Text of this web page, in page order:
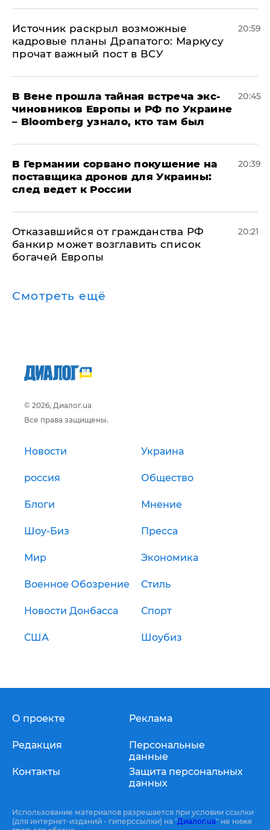
​Источник раскрыл возможные
кадровые планы Драпатого: Маркусу
прочат важный пост в ВСУ
20:59
В Вене прошла тайная встреча экс-
чиновников Европы и РФ по Украине
– Bloomberg узнало, кто там был
20:45
​В Германии сорвано покушение на
поставщика дронов для Украины:
след ведет к России
20:39
Отказавшийся от гражданства РФ
банкир может возглавить список
богачей Европы
20:21
Смотреть ещё
© 2026, Диалог.ua
Все права защищены.
Новости Украина
россия Общество
Блоги Мнение
Шоу-Биз Пресса
Мир Экономика
Военное Обозрение Стиль
Новости Донбасса Спорт
США Шоубиз
О проекте
Редакция
Контакты
Реклама
Персональные
данные
Защита персональных
данных
Использование материалов разрешается при условии ссылки
(для интернет-изданий - гиперссылки) на "Диалог.ua" не ниже